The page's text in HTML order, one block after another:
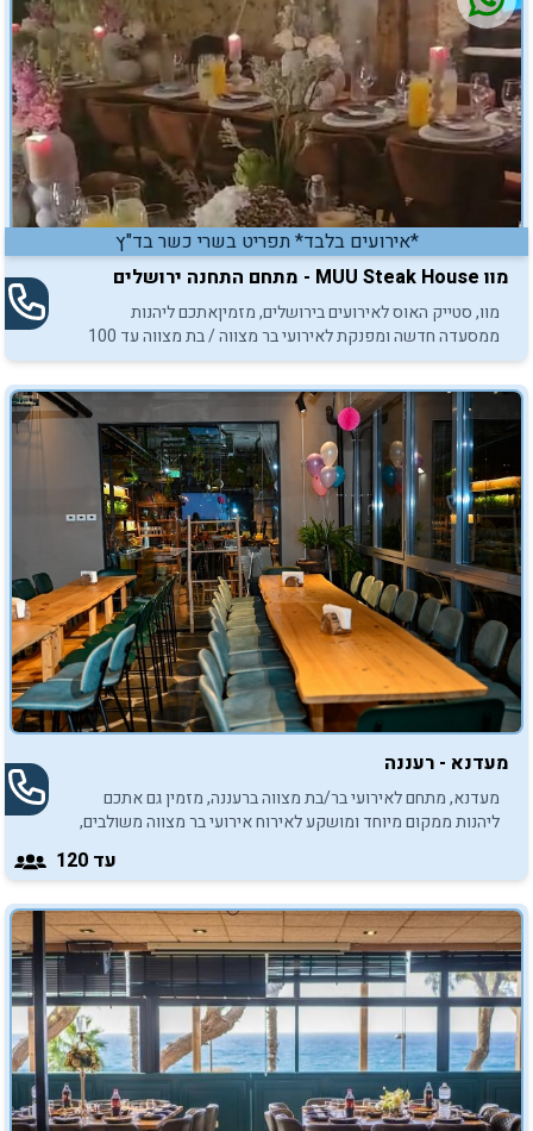
*אירועים בלבד* תפריט בשרי כשר בד"ץ
מוו MUU Steak House - מתחם התחנה ירושלים
מוו, סטייק האוס לאירועים בירושלים, מזמיןאתכם ליהנות
ממסעדה חדשה ומפנקת לאירועי בר מצווה / בת מצווה עד 100
איש.
מעדנא - רעננה
מעדנא, מתחם לאירועי בר/בת מצווה ברעננה, מזמין גם אתכם
ליהנות ממקום מיוחד ומושקע לאירוח אירועי בר מצווה משולבים,
עד 120